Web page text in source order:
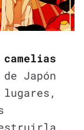
Japón